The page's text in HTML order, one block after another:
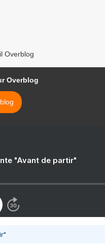
Overblog
Overblog
"Avant de partir"